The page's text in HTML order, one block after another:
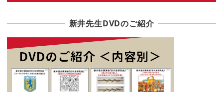
新井先生DVDのご紹介